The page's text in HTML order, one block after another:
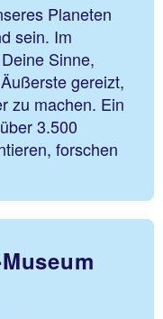
Planeten
sein. Im
Sinne,
gereizt,
zu machen. Ein
3.500
forschen